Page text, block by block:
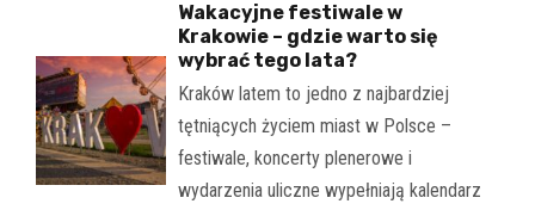
Wakacyjne festiwale w
Krakowie – gdzie warto się
wybrać tego lata?
Kraków latem to jedno z najbardziej
tętniących życiem miast w Polsce –
festiwale, koncerty plenerowe i
wydarzenia uliczne wypełniają kalendarz